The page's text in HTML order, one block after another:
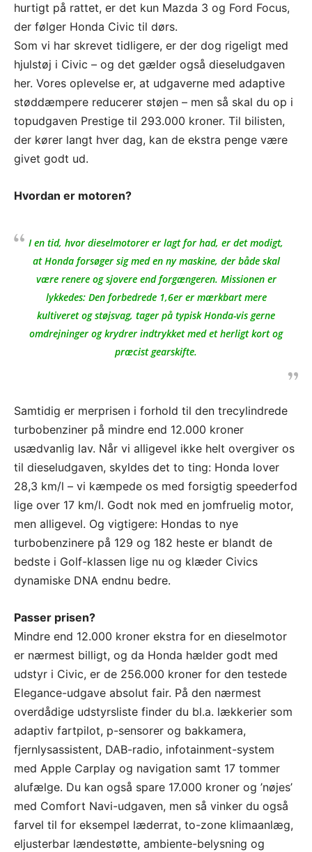
hurtigt på rattet, er det kun Mazda 3 og Ford Focus,
der følger Honda Civic til dørs.
Som vi har skrevet tidligere, er der dog rigeligt med
hjulstøj i Civic – og det gælder også dieseludgaven
her. Vores oplevelse er, at udgaverne med adaptive
støddæmpere reducerer støjen – men så skal du op i
topudgaven Prestige til 293.000 kroner. Til bilisten,
der kører langt hver dag, kan de ekstra penge være
givet godt ud.
Hvordan er motoren?
I en tid, hvor dieselmotorer er lagt for had, er det modigt,
at Honda forsøger sig med en ny maskine, der både skal
være renere og sjovere end forgængeren. Missionen er
lykkedes: Den forbedrede 1,6er er mærkbart mere
kultiveret og støjsvag, tager på typisk Honda-vis gerne
omdrejninger og krydrer indtrykket med et herligt kort og
præcist gearskifte.
Samtidig er merprisen i forhold til den trecylindrede
turbobenziner på mindre end 12.000 kroner
usædvanlig lav. Når vi alligevel ikke helt overgiver os
til dieseludgaven, skyldes det to ting: Honda lover
28,3 km/l – vi kæmpede os med forsigtig speederfod
lige over 17 km/l. Godt nok med en jomfruelig motor,
men alligevel. Og vigtigere: Hondas to nye
turbobenzinere på 129 og 182 heste er blandt de
bedste i Golf-klassen lige nu og klæder Civics
dynamiske DNA endnu bedre.
Passer prisen?
Mindre end 12.000 kroner ekstra for en dieselmotor
er nærmest billigt, og da Honda hælder godt med
udstyr i Civic, er de 256.000 kroner for den testede
Elegance-udgave absolut fair. På den nærmest
overdådige udstyrsliste finder du bl.a. lækkerier som
adaptiv fartpilot, p-sensorer og bakkamera,
fjernlysassistent, DAB-radio, infotainment-system
med Apple Carplay og navigation samt 17 tommer
alufælge. Du kan også spare 17.000 kroner og ’nøjes’
med Comfort Navi-udgaven, men så vinker du også
farvel til for eksempel læderrat, to-zone klimaanlæg,
eljusterbar lændestøtte, ambiente-belysning og